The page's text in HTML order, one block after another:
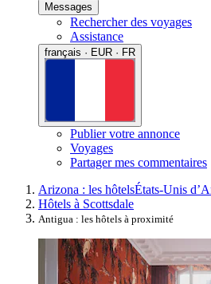
Messages
Rechercher des voyages
Assistance
français · EUR · FR
Publier votre annonce
Voyages
Partager mes commentaires
Arizona : les hôtelsÉtats-Unis
Hôtels à Scottsdale
Antigua : les hôtels à proximité